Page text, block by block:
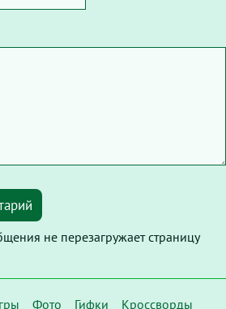
не перезагружает страницу
Фото Гифки Кроссворды